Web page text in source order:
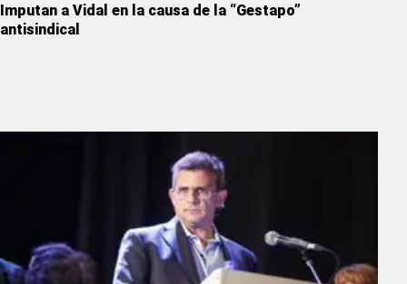
Imputan a Vidal en la causa de la “Gestapo”
antisindical